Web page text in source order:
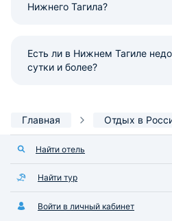
Нижнего Тагила?
Есть ли в Нижнем Тагиле
сутки и более?
Главная Отдых в
Найти отель
Найти тур
Войти в личный кабинет